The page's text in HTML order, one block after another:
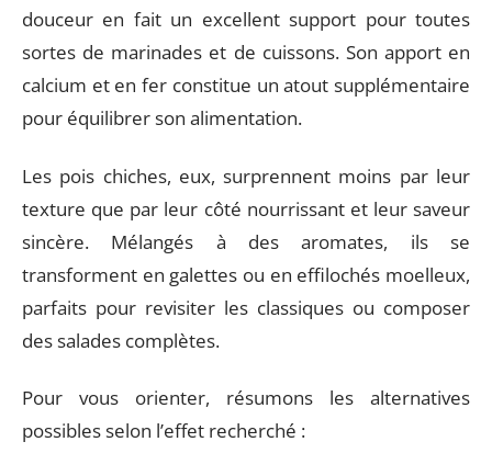
douceur en fait un excellent support pour toutes
sortes de marinades et de cuissons. Son apport en
calcium et en fer constitue un atout supplémentaire
pour équilibrer son alimentation.
Les pois chiches, eux, surprennent moins par leur
texture que par leur côté nourrissant et leur saveur
sincère. Mélangés à des aromates, ils se
transforment en galettes ou en effilochés moelleux,
parfaits pour revisiter les classiques ou composer
des salades complètes.
Pour vous orienter, résumons les alternatives
possibles selon l’effet recherché :